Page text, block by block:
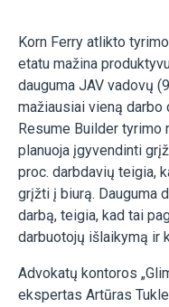
Korn Ferry atlikto
etatu mažina
dauguma JAV vadovų
mažiausiai vieną darbo
Resume Builder tyrimo
planuoja įgyvendinti
proc. darbdavių teigia,
grįžti į biurą. Dauguma
darbą, teigia, kad tai
darbuotojų išlaikymą ir
Advokatų kontoros
ekspertas Artūras